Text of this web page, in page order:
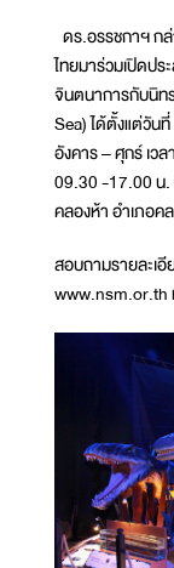
ดร.อรรชกาฯ ก
ไทยมาร่วมเปิดป
จินตนาการกับนิท
Sea) ได้ตั้งแต่วัน
อังคาร – ศุกร์ เว
09.30 -17.00 น
คลองห้า อำเภอค
สอบถามรายละเ
www.nsm.or.th